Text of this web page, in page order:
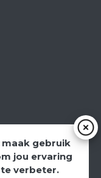
gebruik
jou ervaring
verbeter.nuus en